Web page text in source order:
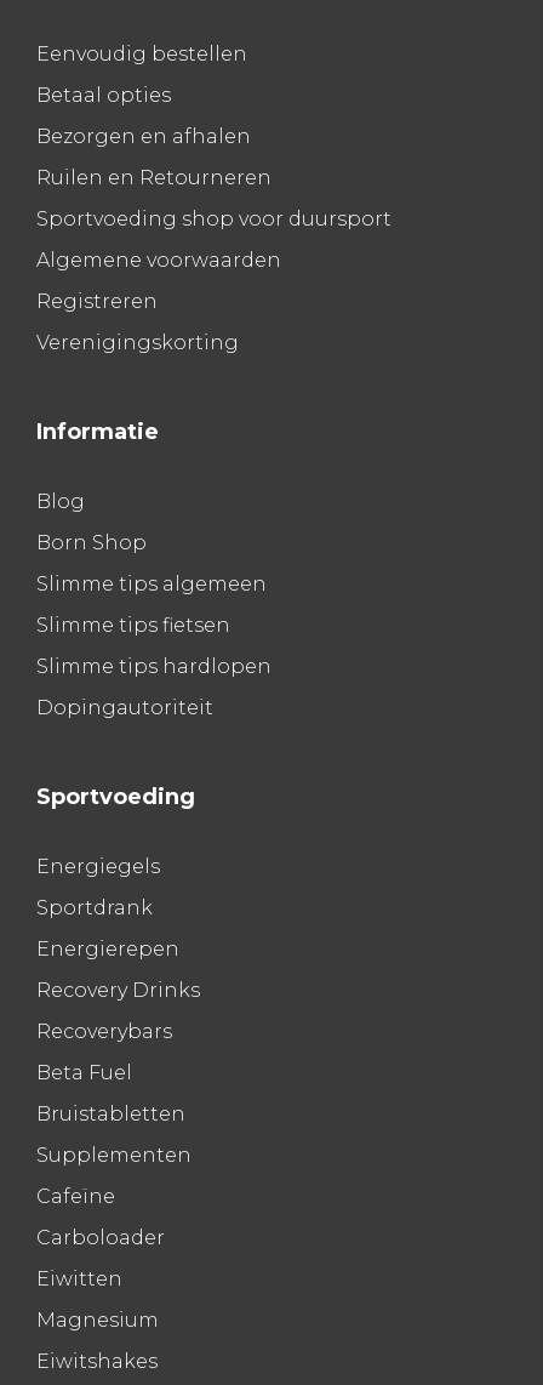
Eenvoudig bestellen
Betaal opties
Bezorgen en afhalen
Ruilen en Retourneren
Sportvoeding shop voor duursport
Algemene voorwaarden
Registreren
Verenigingskorting
Informatie
Blog
Born Shop
Slimme tips algemeen
Slimme tips fietsen
Slimme tips hardlopen
Dopingautoriteit
Sportvoeding
Energiegels
Sportdrank
Energierepen
Recovery Drinks
Recoverybars
Beta Fuel
Bruistabletten
Supplementen
Cafeïne
Carboloader
Eiwitten
Magnesium
Eiwitshakes